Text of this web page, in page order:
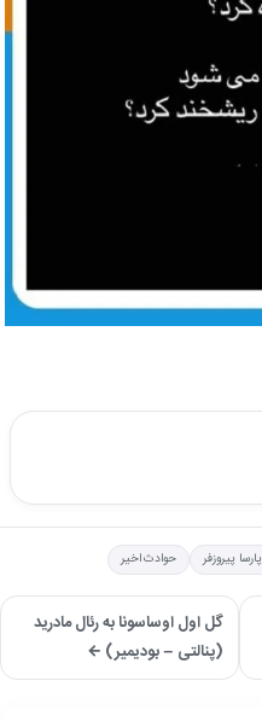
پارسا پیروزفر حوادث اخیر
گل اول اوساسونا به رئال مادرید
(پنالتی – بودیمیر) ←